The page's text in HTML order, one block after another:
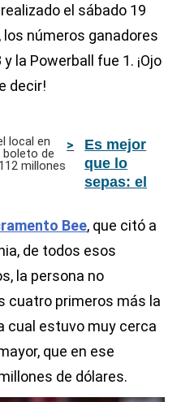
Powerball
ganadores
de $25,628:
conoce los
el sábado 19
los números ganadores
la Powerball fue 1. ¡Ojo
decir!
Es mejor
que lo
sepas: el
Ohio
donde se
vendió el
boleto de
Mega
ganador de
112
millones
Bee, que citó a
de todos esos
la persona no
cuatro primeros más la
cual estuvo muy cerca
que en ese
de dólares.